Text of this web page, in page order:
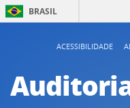
BRASIL
ACESSIBILIDADE